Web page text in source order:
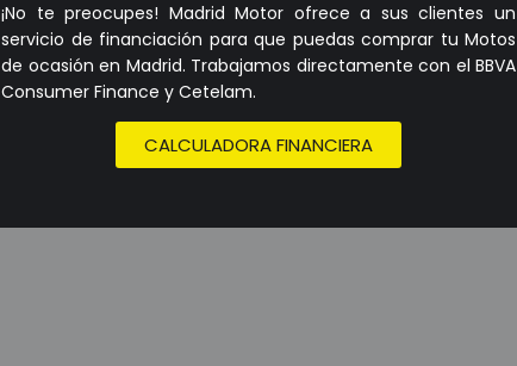
¡No te preocupes! Madrid Motor ofrece a sus clientes un
servicio de financiación para que puedas comprar tu Motos
de ocasión en Madrid. Trabajamos directamente con el BBVA
Consumer Finance y Cetelam.
CALCULADORA FINANCIERA